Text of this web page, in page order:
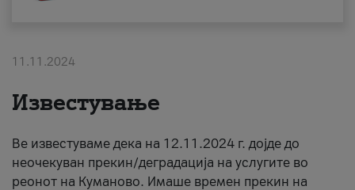
Надополни кредит
Плати сметка
За нас
11.11.2024
Известување
Ве известуваме дека на 12.11.2024 г. дојде до
неочекуван прекин/деградација на услугите во
реонот на Куманово. Имаше времен прекин на